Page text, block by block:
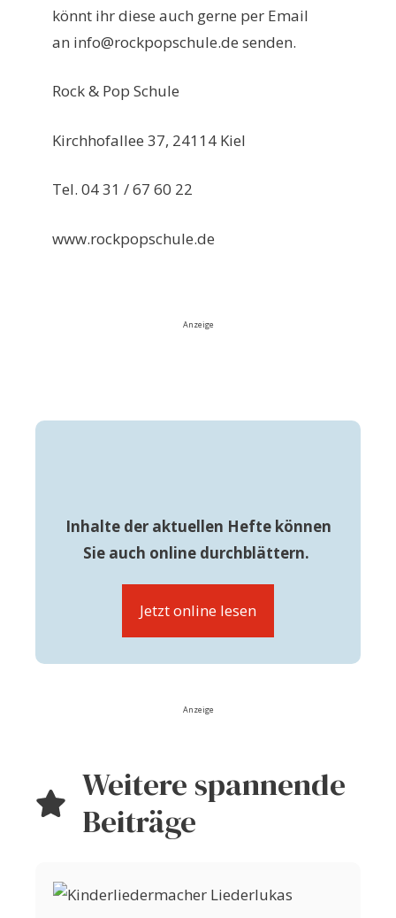
könnt ihr diese auch gerne per Email
an info@rockpopschule.de senden.
Rock & Pop Schule
Kirchhofallee 37, 24114 Kiel
Tel. 04 31 / 67 60 22
www.rockpopschule.de
Anzeige
Inhalte der aktuellen Hefte können
Sie auch online durchblättern.
Jetzt online lesen
Anzeige
Weitere spannende
Beiträge